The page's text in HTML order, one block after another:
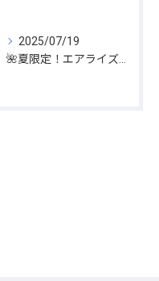
2025/07/19